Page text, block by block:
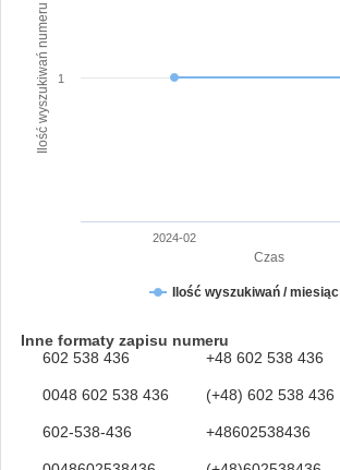
Czas
Ilość wyszukiwań numeru
Ilość wyszukiwań / miesiąc
2024-02
1
Inne formaty zapisu numeru
602 538 436
+48 602 538 436
0048 602 538 436 (+48) 602 538 436
602-538-436 +48602538436